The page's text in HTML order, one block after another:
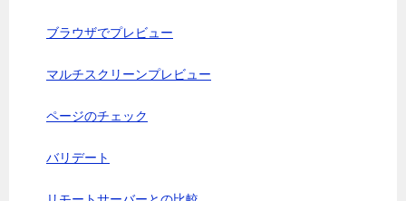
ブラウザでプレビュー
マルチスクリーンプレビュー
ページのチェック
バリデート